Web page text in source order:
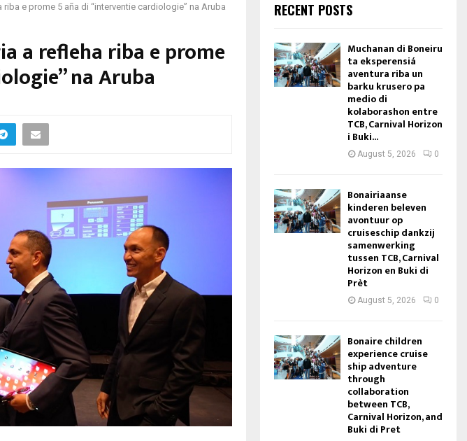
e prome 5 aña di “interventie cardiologie” na Aruba
a refleha riba e prome
na Aruba
RECENT POSTS
Muchanan di Boneiru
ta eksperensiá
aventura riba un
barku krusero pa
medio di
kolaborashon entre
TCB, Carnival Horizon
i Buki...
August 5, 2026 0
Bonairiaanse
kinderen beleven
avontuur op
cruiseschip dankzij
samenwerking
tussen TCB, Carnival
Horizon en Buki di
Prèt
August 5, 2026 0
Bonaire children
experience cruise
ship adventure
through
collaboration
between TCB,
Carnival Horizon, and
Buki di Pret